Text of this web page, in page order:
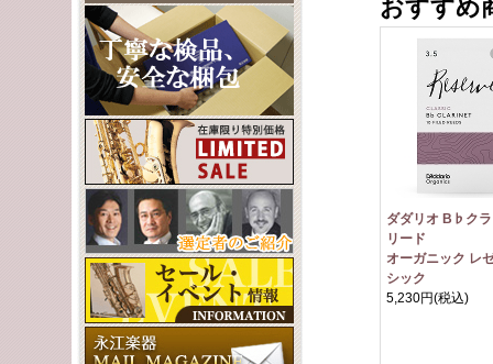
おすすめ
ダダリオ B♭ク
リード
オーガニック レ
シック
5,230円(税込)